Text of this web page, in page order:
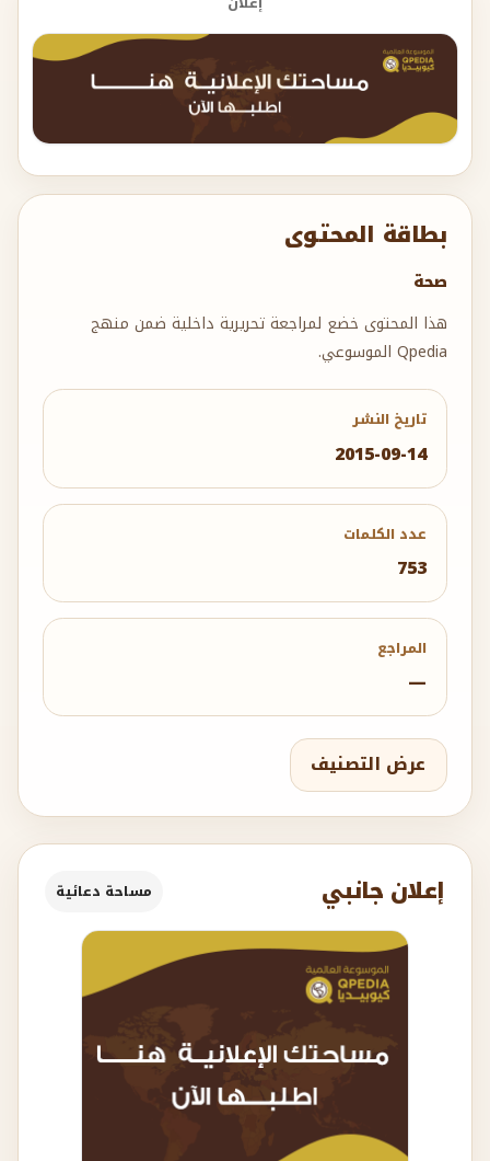
بطاقة المحتوى
صحة
هذا المحتوى خضع لمراجعة تحريرية داخلية ضمن منهج
Qpedia الموسوعي.
تاريخ النشر
2015-09-14
عدد الكلمات
753
المراجع
—
عرض التصنيف
إعلان جانبي مساحة دعائية